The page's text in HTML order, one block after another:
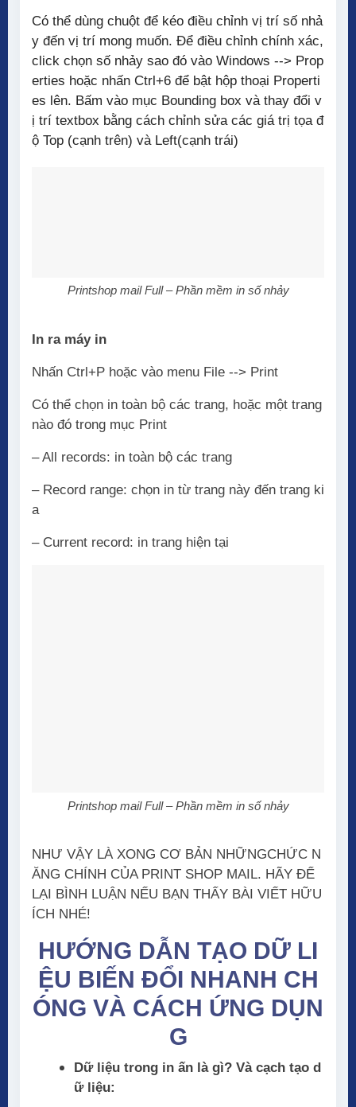
Có thể dùng chuột để kéo điều chỉnh vị trí số nhả
y đến vị trí mong muốn. Để điều chỉnh chính xác,
click chọn số nhảy sao đó vào Windows --> Prop
erties hoặc nhấn Ctrl+6 để bật hộp thoại Properti
es lên. Bấm vào mục Bounding box và thay đổi v
ị trí textbox bằng cách chỉnh sửa các giá trị tọa đ
ộ Top (cạnh trên) và Left(cạnh trái)
Printshop mail Full – Phần mềm in số nhảy
In ra máy in
Nhấn Ctrl+P hoặc vào menu File --> Print
Có thể chọn in toàn bộ các trang, hoặc một trang
nào đó trong mục Print
– All records: in toàn bộ các trang
– Record range: chọn in từ trang này đến trang ki
a
– Current record: in trang hiện tại
Printshop mail Full – Phần mềm in số nhảy
NHƯ VẬY LÀ XONG CƠ BẢN NHỮNGCHỨC N
ĂNG CHÍNH CỦA PRINT SHOP MAIL. HÃY ĐỂ
LẠI BÌNH LUẬN NẾU BẠN THẤY BÀI VIẾT HỮU
ÍCH NHÉ!
HƯỚNG DẪN TẠO DỮ LI
ỆU BIẾN ĐỔI NHANH CH
ÓNG VÀ CÁCH ỨNG DỤN
G
Dữ liệu trong in ấn là gì? Và cạch tạo d
ữ liệu: